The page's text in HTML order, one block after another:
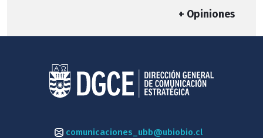
+ Opiniones
comunicaciones_ubb@ubiobio.cl